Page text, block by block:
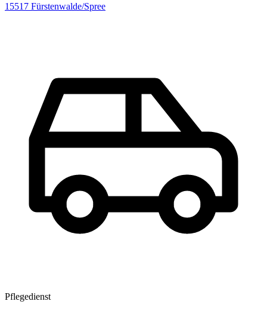
15517 Fürstenwalde/Spree
Pflegedienst